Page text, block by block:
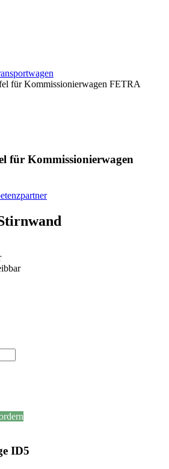
für Kommissionierwagen FETRA
für Kommissionierwagen
ID5